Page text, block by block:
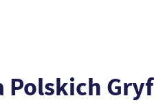
Polskich